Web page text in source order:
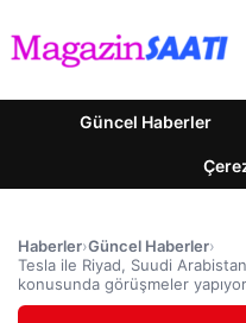
Güncel Haberler
Haberler›Güncel Haberler›
Tesla ile Riyad, Suudi
konusunda görüşmeler yapıyor